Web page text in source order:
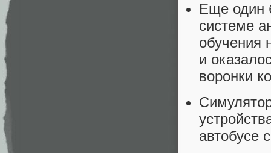
Еще один
системе
обучения
и
воронки
автобусе